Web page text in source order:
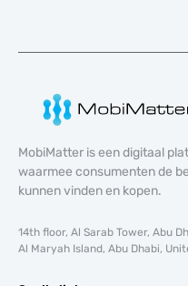
MobiMatter is een digitaal
waarmee consumenten de
kunnen vinden en kopen.
14th floor, Al Sarab Tower, Abu
Al Maryah Island, Abu Dhabi,